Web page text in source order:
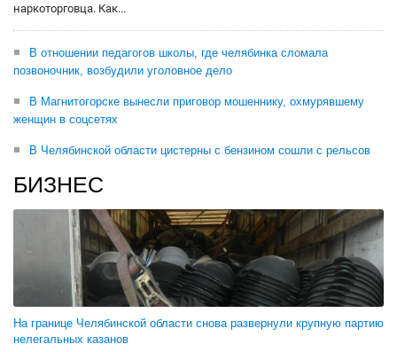
наркоторговца. Как...
В отношении педагогов школы, где челябинка сломала
позвоночник, возбудили уголовное дело
В Магнитогорске вынесли приговор мошеннику, охмурявшему
женщин в соцсетях
В Челябинской области цистерны с бензином сошли с рельсов
БИЗНЕС
На границе Челябинской области снова развернули крупную партию
нелегальных казанов